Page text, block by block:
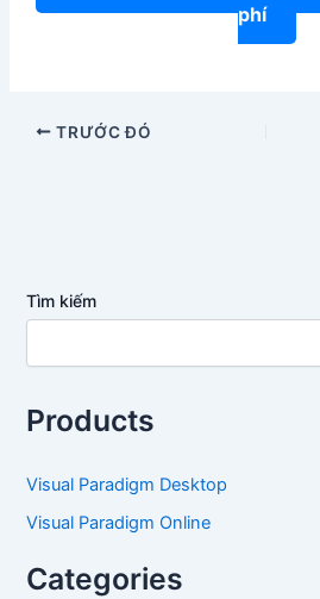
phí
TRƯỚC ĐÓ
Tìm kiếm
Products
Visual Paradigm Desktop
Visual Paradigm Online
Categories